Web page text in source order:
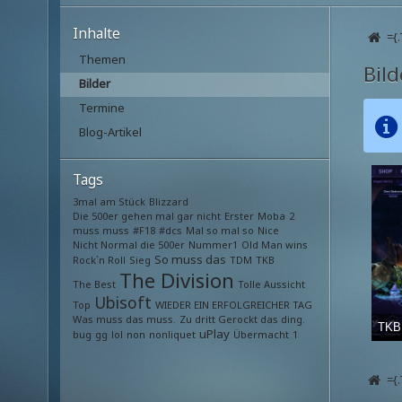
Inhalte
Themen
Bilder
Termine
Blog-Artikel
Tags
3mal am Stück Blizzard
Die 500er gehen mal gar nicht Erster Moba 2
muss muss #F18 #dcs Mal so mal so Nice
Nicht Normal die 500er Nummer1 Old Man wins
Rock`n Roll Sieg So muss das TDM TKB
The Best The Division Tolle Aussicht
Top Ubisoft WIEDER EIN ERFOLGREICHER TAG
Was muss das muss. Zu dritt Gerockt das ding.
bug gg lol non nonliquet uPlay Übermacht 1